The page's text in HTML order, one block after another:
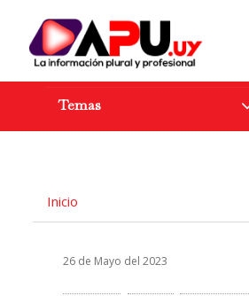
Temas
Inicio
26 de Mayo del 2023